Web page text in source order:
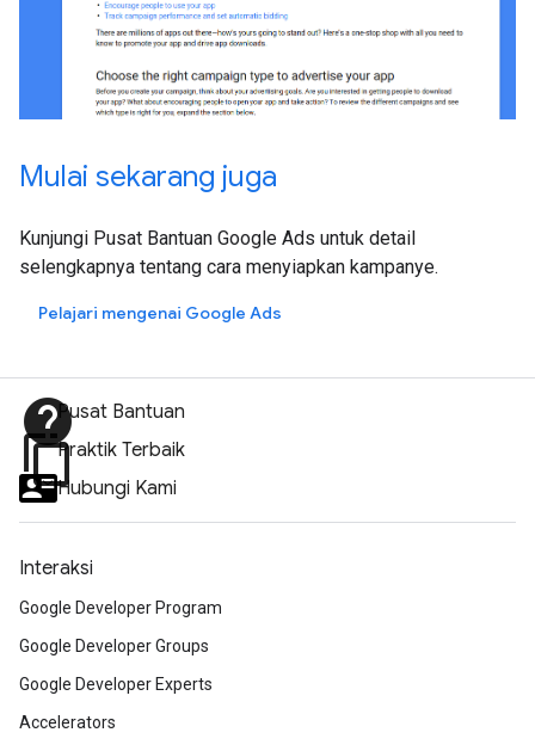
Mulai sekarang juga
Kunjungi Pusat Bantuan Google Ads untuk detail
selengkapnya tentang cara menyiapkan kampanye.
Pelajari mengenai Google Ads
helpPusat Bantuan
content_copyPraktik Terbaik
Hubungi Kami
Interaksi
Google Developer Program
Google Developer Groups
Google Developer Experts
Accelerators